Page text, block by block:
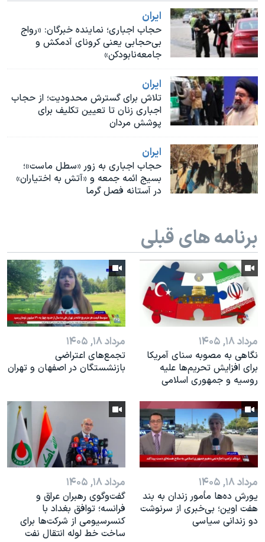
نرگس محمدی برنده جایزه نوبل صلح
همایش محافظه‌کاران آمریکا «سی‌پک»
سفر پرزیدنت ترامپ به چین
ايران
حجاب اجباری؛ نماینده خبرگان: «رواج
بی‌حجابی یعنی کرونای آدمکش و
جامعه‌نابود‌کن»
ايران
تلاش برای گسترش محدودیت؛ از حجاب
اجباری زنان تا تعیین تکلیف برای
پوشش مردان
ايران
حجاب اجباری به زور «سطل ماست»؛
بسیج ائمه جمعه و «آتش به اختیاران»
در آستانه فصل گرما
برنامه های قبلی
مرداد ۱۸, ۱۴۰۵
نگاهی به مصوبه سنای آمریکا
برای افزایش تحریم‌ها علیه
روسیه و جمهوری اسلامی
مرداد ۱۸, ۱۴۰۵
تجمع‌های اعتراضی
بازنشستگان در اصفهان و تهران
مرداد ۱۸, ۱۴۰۵
یورش ده‌ها مأمور زندان به بند
هفت اوین؛ بی‌خبری از سرنوشت
دو زندانی سیاسی
مرداد ۱۸, ۱۴۰۵
گفت‌وگوی رهبران عراق و
فرانسه؛ توافق بغداد با
کنسرسیومی از شرکت‌ها برای
ساخت خط لوله انتقال نفت